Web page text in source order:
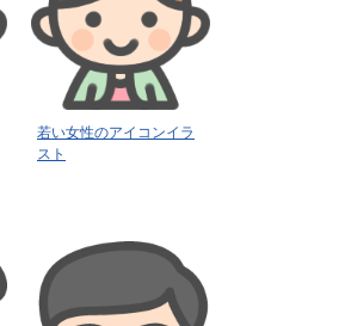
若い女性のアイコンイラ
スト